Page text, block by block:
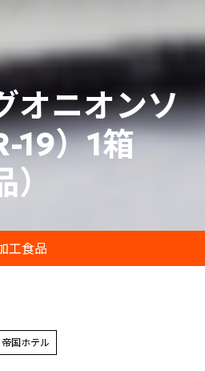
オニオンソ
19）1箱
工食品
帝国ホテル